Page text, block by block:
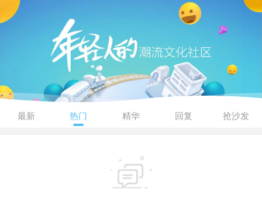
最新 热门 精华 回复 抢沙发
